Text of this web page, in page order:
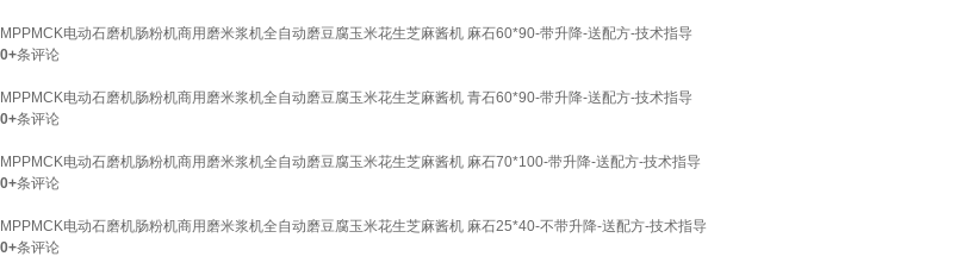
MPPMCK电动石磨机肠粉机商用磨米浆机全自动磨豆腐玉米花生芝麻酱机 麻石60*90-带升降-送配方-技术指导
0+条评论
MPPMCK电动石磨机肠粉机商用磨米浆机全自动磨豆腐玉米花生芝麻酱机 青石60*90-带升降-送配方-技术指导
0+条评论
MPPMCK电动石磨机肠粉机商用磨米浆机全自动磨豆腐玉米花生芝麻酱机 麻石70*100-带升降-送配方-技术指导
0+条评论
MPPMCK电动石磨机肠粉机商用磨米浆机全自动磨豆腐玉米花生芝麻酱机 麻石25*40-不带升降-送配方-技术指导
0+条评论